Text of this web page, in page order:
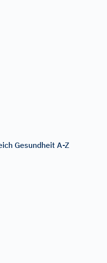
Gesundheit A-Z